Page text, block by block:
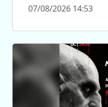
07/08/2026 14:53